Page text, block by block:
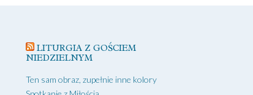
LITURGIA Z GOŚCIEM
NIEDZIELNYM
Ten sam obraz, zupełnie inne kolory